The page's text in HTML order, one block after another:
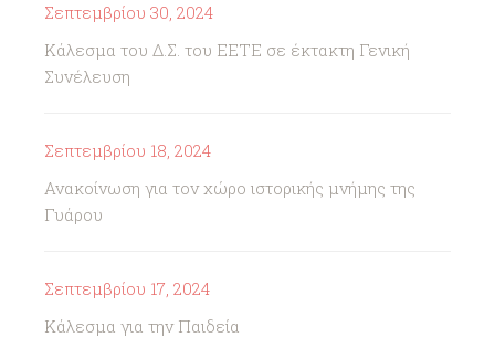
Σεπτεμβρίου 30, 2024
Κάλεσμα του Δ.Σ. του ΕΕΤΕ σε έκτακτη Γενική
Συνέλευση
Σεπτεμβρίου 18, 2024
Ανακοίνωση για τον χώρο ιστορικής μνήμης της
Γυάρου
Σεπτεμβρίου 17, 2024
Κάλεσμα για την Παιδεία